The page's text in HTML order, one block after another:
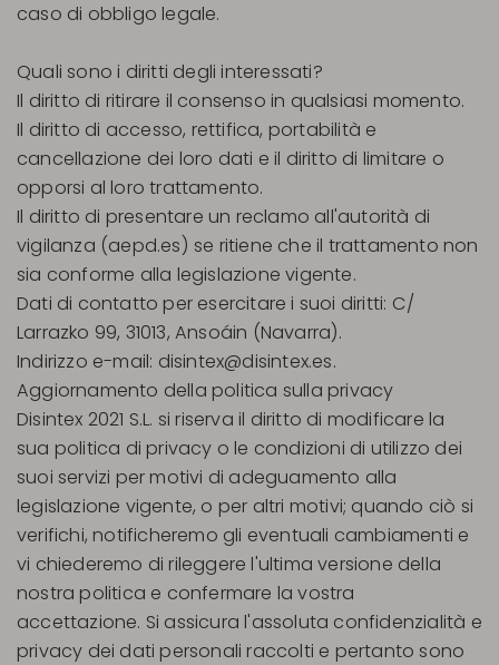
caso di obbligo legale.
Quali sono i diritti degli interessati?
Il diritto di ritirare il consenso in qualsiasi momento.
Il diritto di accesso, rettifica, portabilità e
cancellazione dei loro dati e il diritto di limitare o
opporsi al loro trattamento.
Il diritto di presentare un reclamo all'autorità di
vigilanza (aepd.es) se ritiene che il trattamento non
sia conforme alla legislazione vigente.
Dati di contatto per esercitare i suoi diritti: C/
Larrazko 99, 31013, Ansoáin (Navarra).
Indirizzo e-mail: disintex@disintex.es.
Aggiornamento della politica sulla privacy
Disintex 2021 S.L. si riserva il diritto di modificare la
sua politica di privacy o le condizioni di utilizzo dei
suoi servizi per motivi di adeguamento alla
legislazione vigente, o per altri motivi; quando ciò si
verifichi, notificheremo gli eventuali cambiamenti e
vi chiederemo di rileggere l'ultima versione della
nostra politica e confermare la vostra
accettazione. Si assicura l'assoluta confidenzialità e
privacy dei dati personali raccolti e pertanto sono